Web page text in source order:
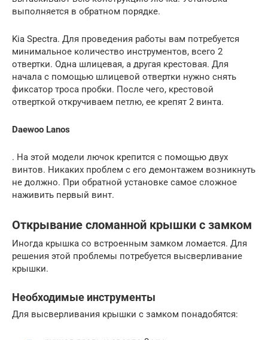
выполняется в обратном порядке.
Kia Spectra. Для проведения работы вам потребуется
минимальное количество инструментов, всего 2
отвертки. Одна шлицевая, а другая крестовая. Для
начала с помощью шлицевой отвертки нужно снять
фиксатор троса пробки. После чего, крестовой
отверткой откручиваем петлю, ее крепят 2 винта.
Daewoo Lanos
. На этой модели лючок крепится с помощью двух
винтов. Никаких проблем с его демонтажем возникнуть
не должно. При обратной установке самое сложное
наживить первый винт.
Открывание сломанной крышки с замком
Иногда крышка со встроенным замком ломается. Для
решения этой проблемы потребуется высверливание
крышки.
Необходимые инструменты
Для высверливания крышки с замком понадобятся: